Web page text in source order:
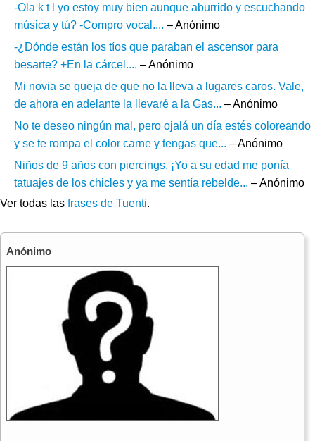
-Ola k t l yo estoy muy bien aunque aburrido y escuchando
música y tú? -Compro vocal.... – Anónimo
-¿Dónde están los tíos que paraban el ascensor para
besarte? +En la cárcel.... – Anónimo
Mi novia se queja de que no la lleva a lugares caros. Vale,
de ahora en adelante la llevaré a la Gas... – Anónimo
No te deseo ningún mal, pero ojalá un día estés coloreando
y se te rompa el color carne y tengas que... – Anónimo
Niños de 9 años con piercings. ¡Yo a su edad me ponía
tatuajes de los chicles y ya me sentía rebelde... – Anónimo
Ver todas las frases de Tuenti.
Anónimo